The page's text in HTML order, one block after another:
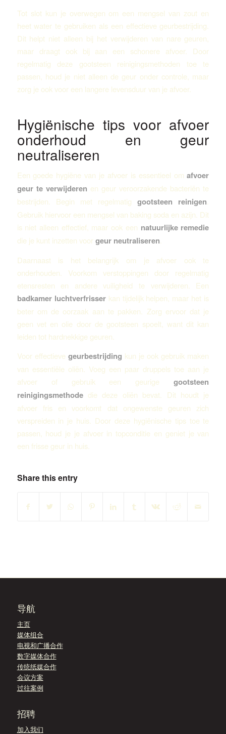
Tot slot kun je overwegen om een mengsel van zout en
heet water te gebruiken als een effectieve geurbestrijding.
Dit helpt niet alleen bij het verwijderen van nare geuren,
maar draagt ook bij aan een schonere afvoer. Door
regelmatig deze gootsteen reinigingsmethoden toe te
passen, houd je niet alleen de geur onder controle, maar
zorg je ook voor een langere levensduur van je afvoer.
Hygiënische tips voor afvoer
onderhoud en geur
neutraliseren
Een goede hygiëne van je afvoer is essentieel omafvoer
geur te verwijderen en geur veroorzakende bacteriën te
bestrijden. Begin met regelmatiggootsteen reinigen
Gebruik hiervoor een mengsel van baking soda en azijn. Dit
is niet alleen effectief, maar ook een natuurlijke remedie
die je kunt inzetten voorgeur neutraliseren
Daarnaast is het belangrijk om je afvoer ook te
onderhouden. Voorkom verstoppingen door regelmatig
etensresten en andere vuiligheid te verwijderen. Een
badkamer luchtverfrisserkan tijdelijk helpen, maar het is
beter om de oorzaak aan te pakken. Zorg ervoor dat je
geen vet en olie door de gootsteen spoelt, want dit kan
leiden tot hardnekkige geuren.
Voor effectieve geurbestrijding kun je ook gebruik maken
van essentiële oliën. Voeg een paar druppels toe aan je
afvoer of gebruik een geurigegootsteen
reinigingsmethodedie deze oliën bevat. Dit houdt je
afvoer fris en voorkomt dat ongewenste geuren zich
verspreiden in je huis. Door deze hygiënische tips toe te
passen, houd je je afvoer in topconditie en geniet je van
een frisse geur in huis.
Share this entry
导航
主页
媒体组合
电视和广播合作
数字媒体合作
传统纸媒合作
会议方案
过往案例
招聘
加入我们